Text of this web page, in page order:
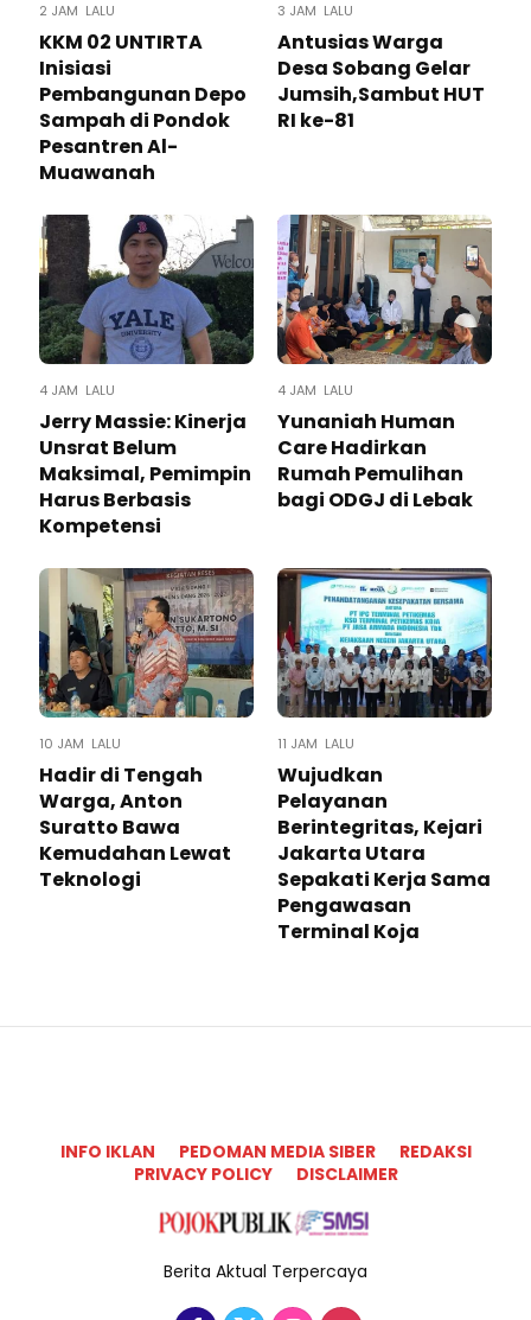
2 JAM LALU
KKM 02 UNTIRTA
Inisiasi
Pembangunan Depo
Sampah di Pondok
Pesantren Al-
Muawanah
3 JAM LALU
Antusias Warga
Desa Sobang Gelar
Jumsih,Sambut HUT
RI ke-81
4 JAM LALU
Jerry Massie: Kinerja
Unsrat Belum
Maksimal, Pemimpin
Harus Berbasis
Kompetensi
4 JAM LALU
Yunaniah Human
Care Hadirkan
Rumah Pemulihan
bagi ODGJ di Lebak
10 JAM LALU
Hadir di Tengah
Warga, Anton
Suratto Bawa
Kemudahan Lewat
Teknologi ​
11 JAM LALU
Wujudkan
Pelayanan
Berintegritas, Kejari
Jakarta Utara
Sepakati Kerja Sama
Pengawasan
Terminal Koja
INFO IKLAN PEDOMAN MEDIA SIBER
REDAKSI
PRIVACY POLICY
DISCLAIMER
Berita Aktual Terpercaya